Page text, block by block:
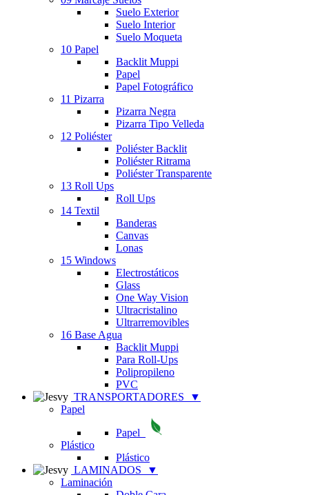
Suelo Exterior
Suelo Interior
Suelo Moqueta
10 Papel
Backlit Muppi
Papel
Papel Fotográfico
11 Pizarra
Pizarra Negra
Pizarra Tipo Velleda
12 Poliéster
Poliéster Backlit
Poliéster Ritrama
Poliéster Transparente
13 Roll Ups
Roll Ups
14 Textil
Banderas
Canvas
Lonas
15 Windows
Electrostáticos
Glass
One Way Vision
Ultracristalino
Ultrarremovibles
16 Base Agua
Backlit Muppi
Para Roll-Ups
Polipropileno
PVC
TRANSPORTADORES
▼
Papel
Papel
Plástico
Plástico
LAMINADOS
▼
Laminación